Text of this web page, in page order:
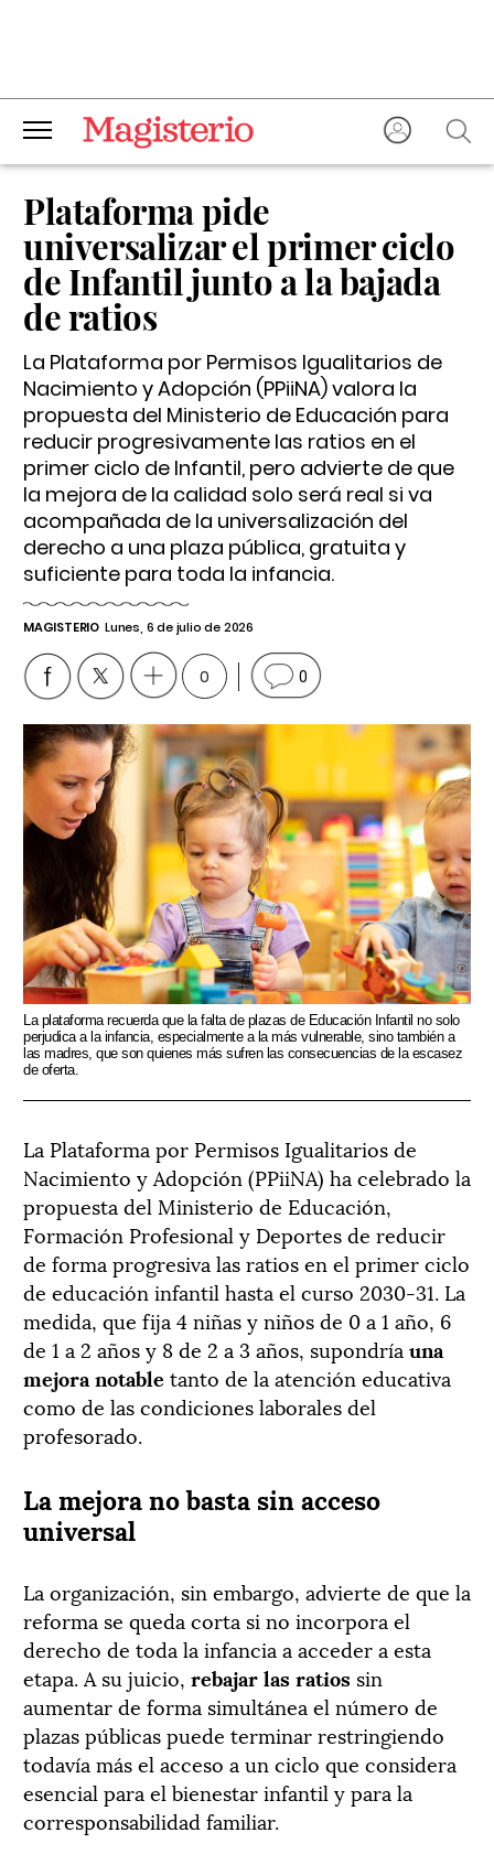
Plataforma pide
universalizar el primer ciclo
de Infantil junto a la bajada
de ratios
La Plataforma por Permisos Igualitarios de
Nacimiento y Adopción (PPiiNA) valora la
propuesta del Ministerio de Educación para
reducir progresivamente las ratios en el
primer ciclo de Infantil, pero advierte de que
la mejora de la calidad solo será real si va
acompañada de la universalización del
derecho a una plaza pública, gratuita y
suficiente para toda la infancia.
MAGISTERIO Lunes, 6 de julio de 2026
0 0
La plataforma recuerda que la falta de plazas de Educación Infantil no solo
perjudica a la infancia, especialmente a la más vulnerable, sino también a
las madres, que son quienes más sufren las consecuencias de la escasez
de oferta.
La Plataforma por Permisos Igualitarios de
Nacimiento y Adopción (PPiiNA) ha celebrado la
propuesta del Ministerio de Educación,
Formación Profesional y Deportes de reducir
de forma progresiva las ratios en el primer ciclo
de educación infantil hasta el curso 2030-31. La
medida, que fija 4 niñas y niños de 0 a 1 año, 6
de 1 a 2 años y 8 de 2 a 3 años, supondría una
mejora notable tanto de la atención educativa
como de las condiciones laborales del
profesorado.
La mejora no basta sin acceso
universal
La organización, sin embargo, advierte de que la
reforma se queda corta si no incorpora el
derecho de toda la infancia a acceder a esta
etapa. A su juicio, rebajar las ratios sin
aumentar de forma simultánea el número de
plazas públicas puede terminar restringiendo
todavía más el acceso a un ciclo que considera
esencial para el bienestar infantil y para la
corresponsabilidad familiar.